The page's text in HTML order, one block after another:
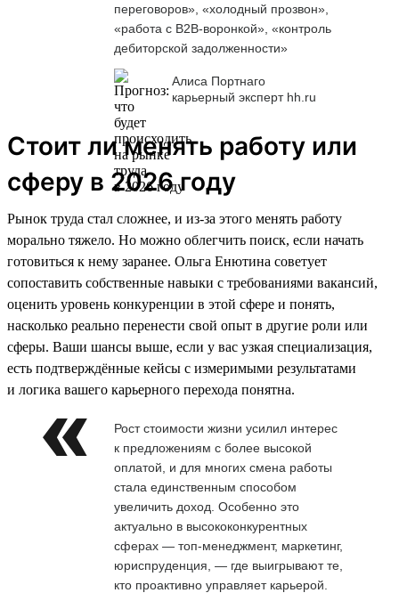
переговоров», «холодный прозвон»,
«работа с B2B-воронкой», «контроль
дебиторской задолженности»
Алиса Портнаго
карьерный эксперт hh.ru
Стоит ли менять работу или
сферу в 2026 году
Рынок труда стал сложнее, и из-за этого менять работу
морально тяжело. Но можно облегчить поиск, если начать
готовиться к нему заранее. Ольга Енютина советует
сопоставить собственные навыки с требованиями вакансий,
оценить уровень конкуренции в этой сфере и понять,
насколько реально перенести свой опыт в другие роли или
сферы. Ваши шансы выше, если у вас узкая специализация,
есть подтверждённые кейсы с измеримыми результатами
и логика вашего карьерного перехода понятна.
Рост стоимости жизни усилил интерес
к предложениям с более высокой
оплатой, и для многих смена работы
стала единственным способом
увеличить доход. Особенно это
актуально в высококонкурентных
сферах — топ-менеджмент, маркетинг,
юриспруденция, — где выигрывают те,
кто проактивно управляет карьерой.